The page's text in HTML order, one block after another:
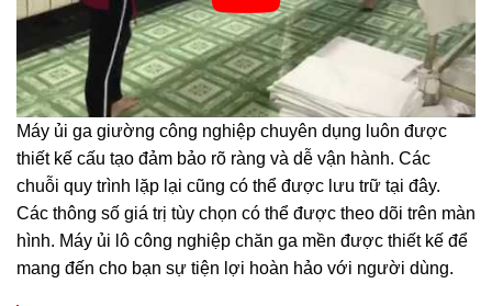
Máy ủi ga giường công nghiệp chuyên dụng luôn được
thiết kế cấu tạo đảm bảo rõ ràng và dễ vận hành. Các
chuỗi quy trình lặp lại cũng có thể được lưu trữ tại đây.
Các thông số giá trị tùy chọn có thể được theo dõi trên màn
hình. Máy ủi lô công nghiệp chăn ga mền được thiết kế để
mang đến cho bạn sự tiện lợi hoàn hảo với người dùng.